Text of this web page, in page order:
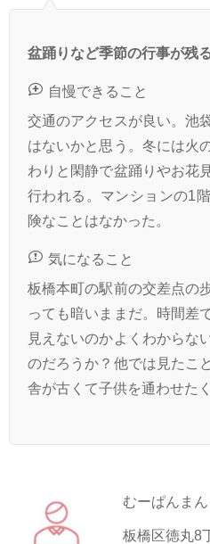
盆踊りなど季節の行事が残
自慢できること
交通のアクセスが良い。池
はないかと思う。冬には火
わりと閑静で盆踊りやお花
行われる。マンションの1
険なことはなかった。
気になること
板橋本町の駅前の交差点の
っても暗いままだ。時間差
見えないのかよくわからな
のだろうか？他では見たこ
舎が古くて子供を通わせた
むーぱんま
板橋区徳丸8